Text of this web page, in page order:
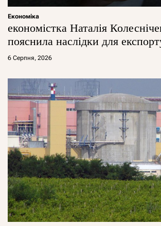
Економіка
економістка Наталія
пояснила наслідки для
6 Серпня, 2026